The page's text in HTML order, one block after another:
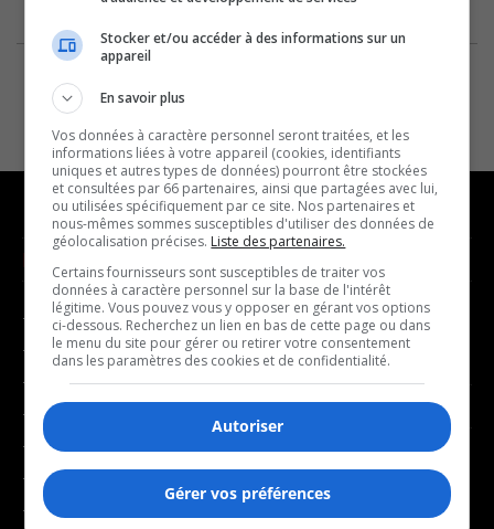
NOUVELLES
- Affaires municipales
- Communauté / Social
- Culture
- Économie
- Éducation
- Environnement
- Faits divers
MUSIQUE
- Décompte franco
- Joué récemment
BALADOS
- Art de vivre
Stocker et/ou accéder à des informations sur un
appareil
En savoir plus
Vos données à caractère personnel seront traitées, et les
informations liées à votre appareil (cookies, identifiants
uniques et autres types de données) pourront être stockées
et consultées par 66 partenaires, ainsi que partagées avec lui,
ou utilisées spécifiquement par ce site. Nos partenaires et
nous-mêmes sommes susceptibles d'utiliser des données de
géolocalisation précises. Liste des partenaires.
Certains fournisseurs sont susceptibles de traiter vos
données à caractère personnel sur la base de l'intérêt
légitime. Vous pouvez vous y opposer en gérant vos options
ci-dessous. Recherchez un lien en bas de cette page ou dans
le menu du site pour gérer ou retirer votre consentement
dans les paramètres des cookies et de confidentialité.
Autoriser
Gérer vos préférences